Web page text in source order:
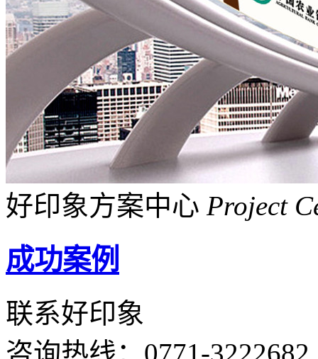
好印象方案中心 Project
成功案例
联系好印象